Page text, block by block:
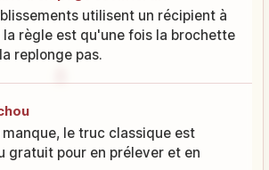
utilisent un récipient à
règle est qu'une fois la brochette
replonge pas.
manque, le truc classique est
gratuit pour en prélever et en